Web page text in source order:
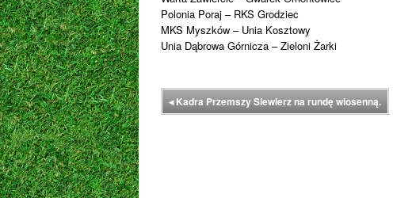
Polonia Poraj – RKS Grodziec
MKS Myszków – Unia Kosztowy
Unia Dąbrowa Górnicza – Zieloni Żarki
◂Kadra Przemszy Siewierz na rundę wiosenną.